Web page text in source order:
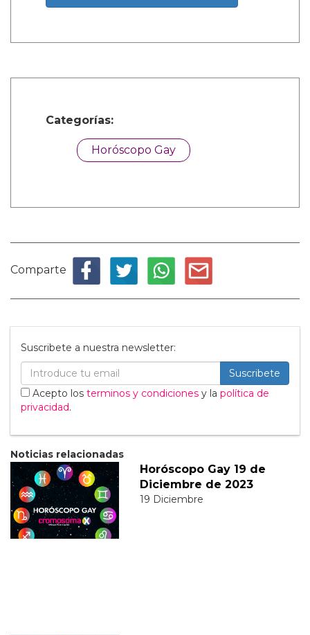
Categorías:
Horóscopo Gay
Comparte
Suscribete a nuestra newsletter:
Suscribete
Acepto los terminos y condiciones y la política de
privacidad.
Noticias relacionadas
Horóscopo Gay 19 de
Diciembre de 2023
19 Diciembre